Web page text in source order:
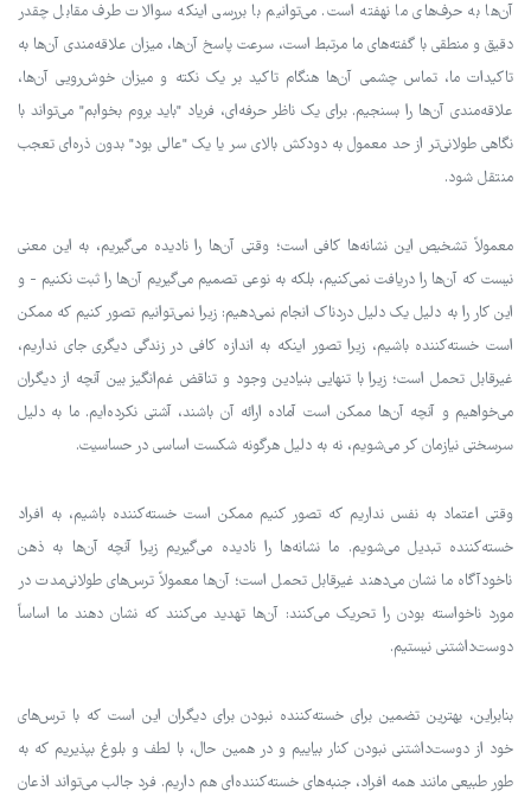
آن‌ها به حرف‌های ما نهفته است. می‌توانیم با بررسی اینکه سوالات طرف مقابل چقدر
دقیق و منطقی با گفته‌های ما مرتبط است، سرعت پاسخ آن‌ها، میزان علاقه‌مندی آن‌ها به
تاکیدات ما، تماس چشمی آن‌ها هنگام تاکید بر یک نکته و میزان خوش‌رویی آن‌ها،
علاقه‌مندی آن‌ها را بسنجیم. برای یک ناظر حرفه‌ای، فریاد "باید بروم بخوابم" می‌تواند با
نگاهی طولانی‌تر از حد معمول به دودکش بالای سر یا یک "عالی بود" بدون ذره‌ای تعجب
منتقل شود.
معمولاً تشخیص این نشانه‌ها کافی است؛ وقتی آن‌ها را نادیده می‌گیریم، به این معنی
نیست که آن‌ها را دریافت نمی‌کنیم، بلکه به نوعی تصمیم می‌گیریم آن‌ها را ثبت نکنیم - و
این کار را به دلیل یک دلیل دردناک انجام نمی‌دهیم: زیرا نمی‌توانیم تصور کنیم که ممکن
است خسته‌کننده باشیم، زیرا تصور اینکه به اندازه کافی در زندگی دیگری جای نداریم،
غیرقابل تحمل است؛ زیرا با تنهایی بنیادین وجود و تناقض غم‌انگیز بین آنچه از دیگران
می‌خواهیم و آنچه آن‌ها ممکن است آماده ارائه آن باشند، آشتی نکرده‌ایم. ما به دلیل
سرسختی نیازمان کر می‌شویم، نه به دلیل هرگونه شکست اساسی در حساسیت.
وقتی اعتماد به نفس نداریم که تصور کنیم ممکن است خسته‌کننده باشیم، به افراد
خسته‌کننده تبدیل می‌شویم. ما نشانه‌ها را نادیده می‌گیریم زیرا آنچه آن‌ها به ذهن
ناخودآگاه ما نشان می‌دهند غیرقابل تحمل است؛ آن‌ها معمولاً ترس‌های طولانی‌مدت در
مورد ناخواسته بودن را تحریک می‌کنند: آن‌ها تهدید می‌کنند که نشان دهند ما اساساً
دوست‌داشتنی نیستیم.
بنابراین، بهترین تضمین برای خسته‌کننده نبودن برای دیگران این است که با ترس‌های
خود از دوست‌داشتنی نبودن کنار بیاییم و در همین حال، با لطف و بلوغ بپذیریم که به
طور طبیعی مانند همه افراد، جنبه‌های خسته‌کننده‌ای هم داریم. فرد جالب می‌تواند اذعان